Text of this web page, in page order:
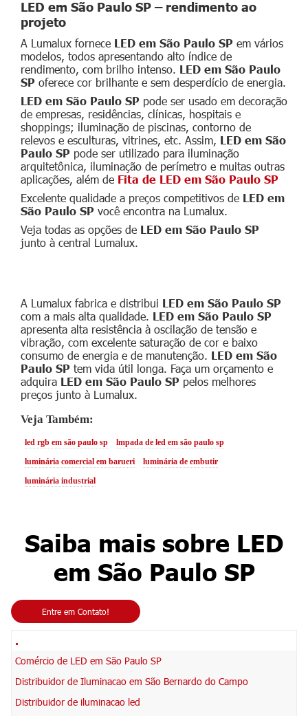
LED em São Paulo SP – rendimento ao
projeto
A Lumalux fornece LED em São Paulo SP em vários
modelos, todos apresentando alto índice de
rendimento, com brilho intenso. LED em São Paulo
SP oferece cor brilhante e sem desperdício de energia.
LED em São Paulo SP pode ser usado em decoração
de empresas, residências, clínicas, hospitais e
shoppings; iluminação de piscinas, contorno de
relevos e esculturas, vitrines, etc. Assim, LED em São
Paulo SP pode ser utilizado para iluminação
arquitetônica, iluminação de perímetro e muitas outras
aplicações, além de Fita de LED em São Paulo SP
Excelente qualidade a preços competitivos de LED em
São Paulo SP você encontra na Lumalux.
Veja todas as opções de LED em São Paulo SP
junto à central Lumalux.
A Lumalux fabrica e distribui LED em São Paulo SP
com a mais alta qualidade. LED em São Paulo SP
apresenta alta resistência à oscilação de tensão e
vibração, com excelente saturação de cor e baixo
consumo de energia e de manutenção. LED em São
Paulo SP tem vida útil longa. Faça um orçamento e
adquira LED em São Paulo SP pelos melhores
preços junto à Lumalux.
Veja Também:
led rgb em são paulo sp
lmpada de led em são paulo sp
luminária comercial em barueri
luminária de embutir
luminária industrial
Saiba mais sobre LED
em São Paulo SP
Entre em Contato!
.
Comércio de LED em São Paulo SP
Distribuidor de Iluminacao em São Bernardo do Campo
Distribuidor de iluminacao led